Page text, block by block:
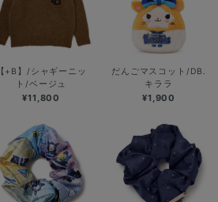
【+B】/シャギーニッ
ト/ベージュ
¥11,800
だんごマスコット/DB.
キララ
¥1,900